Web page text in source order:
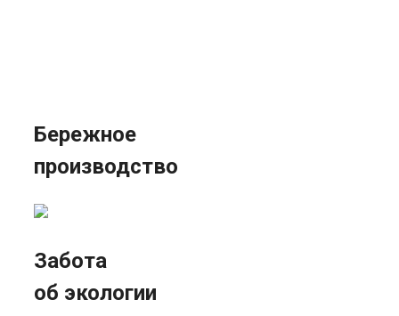
Бережное
производство
Забота
об экологии